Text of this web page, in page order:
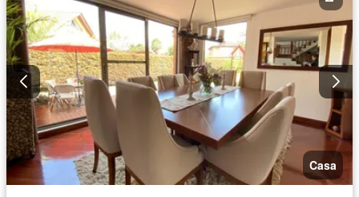
Casa